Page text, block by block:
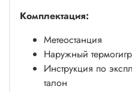
Комплектация:
Метеостанция
Наружный
Инструкция по
талон